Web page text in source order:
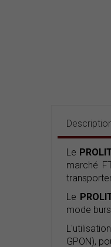
Le
marché
Le
mode
GPON),